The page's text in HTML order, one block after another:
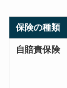
保険の種類
自賠責保険